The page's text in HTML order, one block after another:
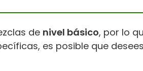
de nivel básico, por lo
es posible que